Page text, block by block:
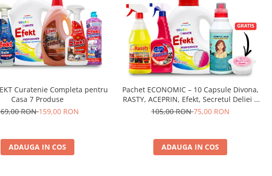
Curatenie Completa pentru
Casa 7 Produse
RON159,00 RON
ADAUGA IN COS
Pachet ECONOMIC – 10 Capsule Divona,
RASTY, ACEPRIN, Efekt, Secretul Deliei +
Sare Inalbire GRATIS
105,00 RON75,00 RON
ADAUGA IN COS